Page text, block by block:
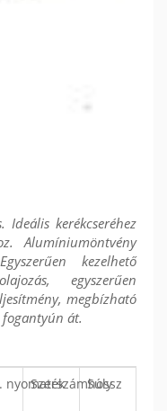
Ideális kerékcseréhez
Alumíniumöntvény
kezelhető
egyszerűen
megbízható
fogantyún át.
nyomaték
Szerszámhossz
Súly